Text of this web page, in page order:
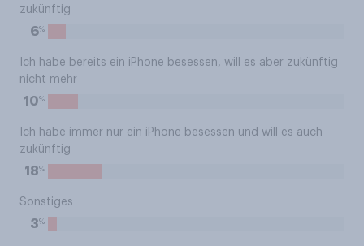
zukünftig
6%
Ich habe bereits ein iPhone besessen, will es aber zukünftig
nicht mehr
10%
Ich habe immer nur ein iPhone besessen und will es auch
zukünftig
18%
Sonstiges
3%